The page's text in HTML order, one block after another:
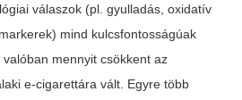
válaszok (pl. gyulladás, oxidatív
mind kulcsfontosságúak
mennyit csökkent az
e-cigarettára vált. Egyre több